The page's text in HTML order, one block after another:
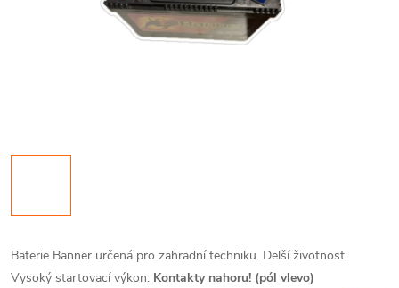
Baterie Banner určená pro zahradní techniku. Delší životnost.
Vysoký startovací výkon. Kontakty nahoru! (pól vlevo)